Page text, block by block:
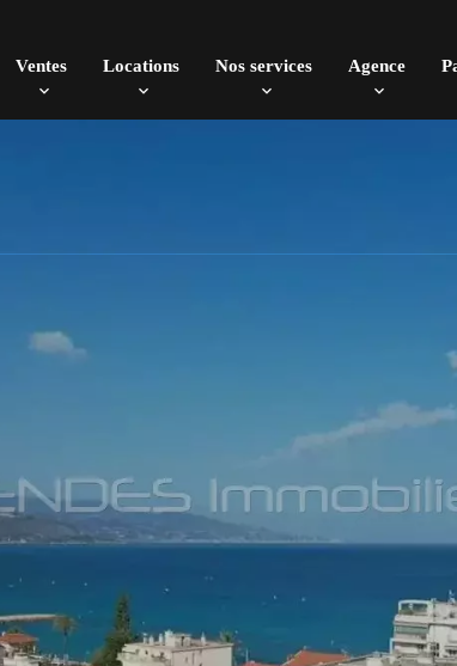
Ventes Locations Nos services Agence